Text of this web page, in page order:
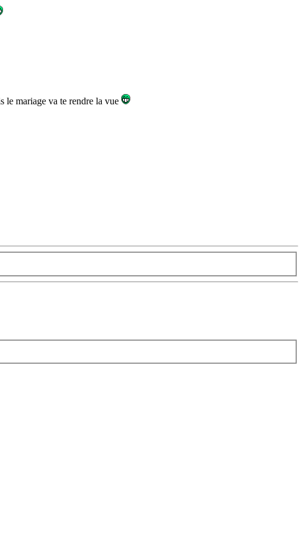
le mariage va te rendre la vue